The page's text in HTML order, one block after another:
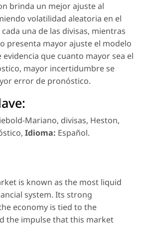
brinda un mejor ajuste al
volatilidad aleatoria en el
una de las divisas, mientras
presenta mayor ajuste el modelo
evidencia que cuanto mayor sea el
mayor incertidumbre se
error de pronóstico.
Mariano, divisas, Heston,
, Idioma: Español.
is known as the most liquid
system. Its strong
economy is tied to the
the impulse that this market